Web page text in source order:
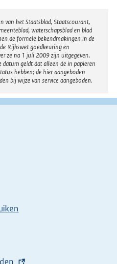
van het Staatsblad, Staatscourant,
waterschapsblad en blad
de formele bekendmakingen in de
Rijkswet goedkeuring en
ze na 1 juli 2009 zijn uitgegeven.
geldt dat alleen de in papieren
hebben; de hier aangeboden
bij wijze van service aangeboden.